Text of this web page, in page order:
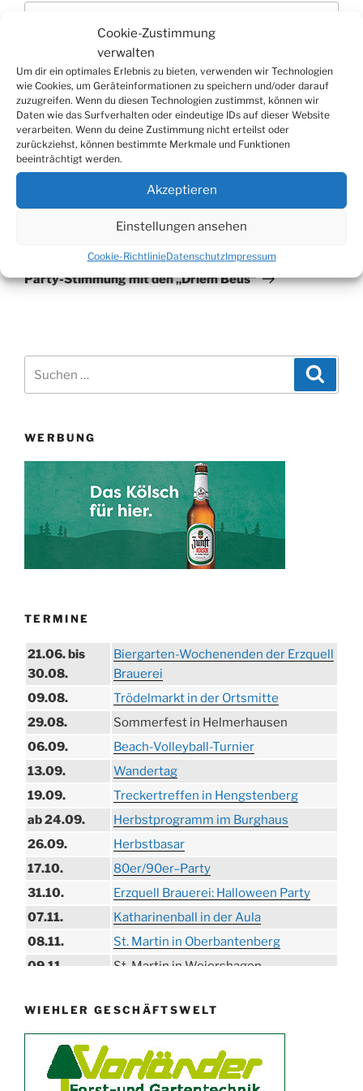
Cookie-Zustimmung
verwalten
Um dir ein optimales Erlebnis zu bieten, verwenden wir Technologien
wie Cookies, um Geräteinformationen zu speichern und/oder darauf
zuzugreifen. Wenn du diesen Technologien zustimmst, können wir
Daten wie das Surfverhalten oder eindeutige IDs auf dieser Website
verarbeiten. Wenn du deine Zustimmung nicht erteilst oder
zurückziehst, können bestimmte Merkmale und Funktionen
beeinträchtigt werden.
Akzeptieren
Einstellungen ansehen
Cookie-RichtlinieDatenschutzImpressum
Beitragsnavigation
Vorheriger
ZURÜCK
Bielsteiner Karnevalsverein stellt die Tollitäten
der neuen Session vor
Beitrag
Party-Stimmung mit den „Driem Beus“
nach:
WERBUNG
TERMINE
21.06. bis
30.08.
Biergarten-Wochenenden der Erzquell
Brauerei
09.08.
Trödelmarkt in der Ortsmitte
29.08.
Sommerfest in Helmerhausen
06.09.
Beach-Volleyball-Turnier
13.09.
Wandertag
19.09.
Treckertreffen in Hengstenberg
ab 24.09.
Herbstprogramm im Burghaus
26.09.
Herbstbasar
17.10.
80er/90er–Party
31.10.
Erzquell Brauerei: Halloween Party
07.11.
Katharinenball in der Aula
08.11.
St. Martin in Oberbantenberg
09.11.
St. Martin in Weiershagen
11.11.
„DÜX“ im Burghaus
14.11.
Proklamation der Tollitäten
15.11.
Konzert Bielsteiner Männerchor
Volkstrauertag am Ehrenmal
WIEHLER GESCHÄFTSWELT